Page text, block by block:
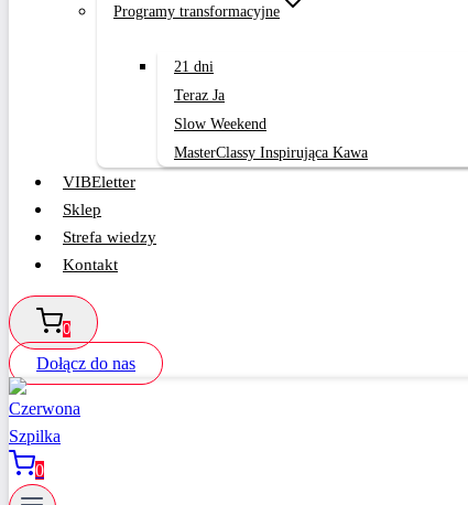
Programy transformacyjne
21 dni
Teraz Ja
Slow Weekend
MasterClassy Inspirująca Kawa
VIBEletter
Sklep
Strefa wiedzy
Kontakt
0
Dołącz do nas
0